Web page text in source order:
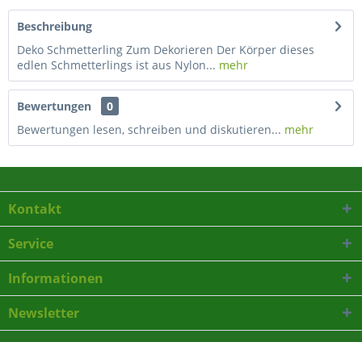
Beschreibung
Deko Schmetterling Zum Dekorieren Der Körper dieses
edlen Schmetterlings ist aus Nylon... mehr
Bewertungen
0
Bewertungen lesen, schreiben und diskutieren... mehr
Kontakt
Service
Informationen
Newsletter